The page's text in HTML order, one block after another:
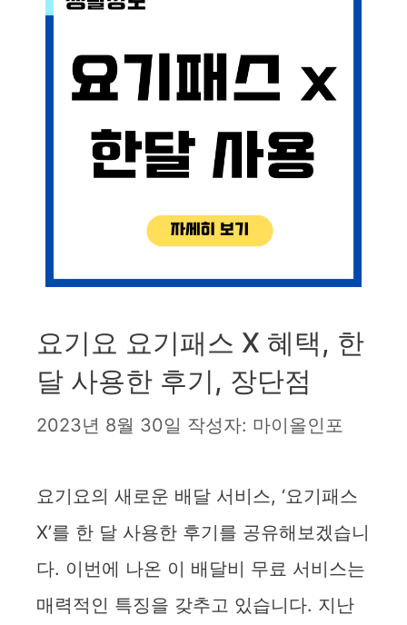
요기요 요기패스 X 혜택, 한
달 사용한 후기, 장단점
2023년 8월 30일 작성자: 마이올인포
요기요의 새로운 배달 서비스, ‘요기패스
X’를 한 달 사용한 후기를 공유해보겠습니
다. 이번에 나온 이 배달비 무료 서비스는
매력적인 특징을 갖추고 있습니다. 지난